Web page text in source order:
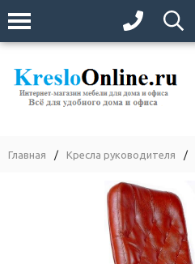
Главная / Кресла руководителя /